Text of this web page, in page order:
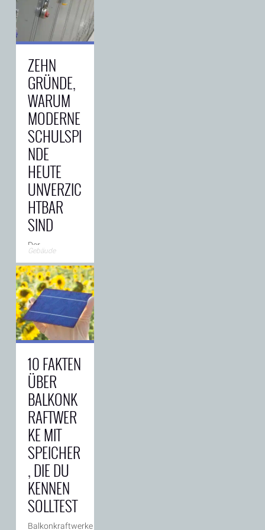
Stadt auf
Usedom. Bis
1945 zählte
sie zu
→
ZEHN
GRÜNDE,
WARUM
MODERNE
SCHULSPI
NDE
HEUTE
UNVERZIC
HTBAR
SIND
Der
Schulalltag
stellt hohe
Anforderungen
an
Organisation,
Sicherheit und
Flexibilität.
Während
früher oft
Lösungen
ausreichen
mussten,
zeigen→
Gebäude
10 FAKTEN
ÜBER
BALKONK
RAFTWER
KE MIT
SPEICHER
, DIE DU
KENNEN
SOLLTEST
Balkonkraftwerke